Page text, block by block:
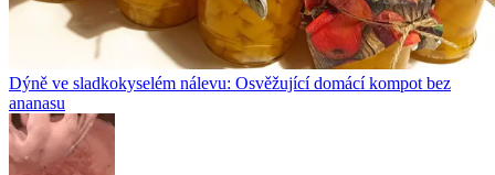
Dýně ve sladkokyselém nálevu: Osvěžující domácí kompot bez
ananasu